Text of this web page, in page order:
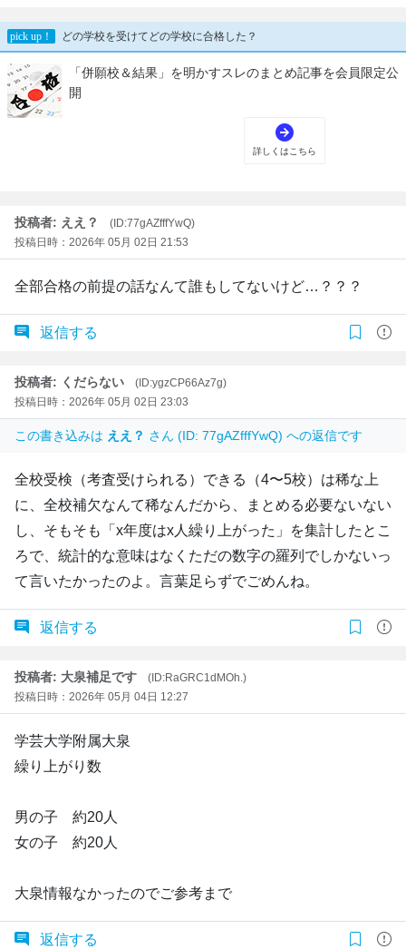
投稿者: ええ？
(ID:77gAZfffYwQ)
投稿日時：2026年 05月 02日 21:53
全部合格の前提の話なんて誰もしてないけど…？？？
返信する
投稿者: くだらない
(ID:ygzCP66Az7g)
投稿日時：2026年 05月 02日 23:03
この書き込みは ええ？ さん (ID: 77gAZfffYwQ) への返信です
全校受検（考査受けられる）できる（4〜5校）は稀な上
に、全校補欠なんて稀なんだから、まとめる必要ないない
し、そもそも「x年度はx人繰り上がった」を集計したとこ
ろで、統計的な意味はなくただの数字の羅列でしかないっ
て言いたかったのよ。言葉足らずでごめんね。
返信する
投稿者: 大泉補足です
(ID:RaGRC1dMOh.)
投稿日時：2026年 05月 04日 12:27
学芸大学附属大泉
繰り上がり数
男の子 約20人
女の子 約20人
大泉情報なかったのでご参考まで
返信する